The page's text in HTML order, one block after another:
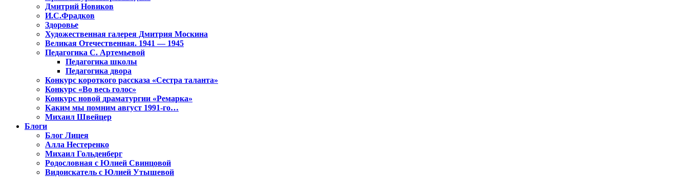
Дмитрий Новиков
И.С.Фрадков
Здоровье
Художественная галерея Дмитрия Москина
Великая Отечественная. 1941 — 1945
Педагогика С. Артемьевой
Педагогика школы
Педагогика двора
Конкурс короткого рассказа «Сестра таланта»
Конкурс «Во весь голос»
Конкурс новой драматургии «Ремарка»
Каким мы помним август 1991-го…
Михаил Швейцер
Блоги
Блог Лицея
Алла Нестеренко
Михаил Гольденберг
Родословная с Юлией Свинцовой
Видоискатель с Юлией Утышевой